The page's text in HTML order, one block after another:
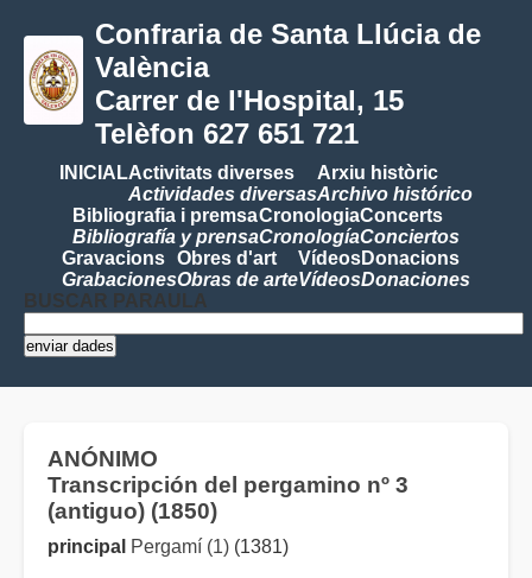
Confraria de Santa Llúcia de
València
Carrer de l'Hospital, 15
Telèfon 627 651 721
INICIALActivitats diverses
Actividades diversas
Arxiu històric
Archivo histórico
Bibliografia i premsa
Bibliografía y prensa
Cronologia
Cronología
Concerts
Conciertos
Gravacions
Grabaciones
Obres d'art
Obras de arte
Vídeos
Vídeos
Donacions
Donaciones
BUSCAR PARAULA
ANÓNIMO
Transcripción del pergamino nº 3
(antiguo) (1850)
principal Pergamí (1) (1381)